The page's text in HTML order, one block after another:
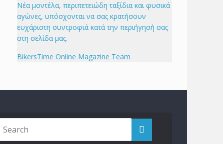
Νέα μοντέλα, περιπετειώδη ταξίδια και φυσικά
αγώνες, υπόσχονται να σας κρατήσουν
ευχάριστη συντροφιά κατά την περιήγησή σας
στη σελίδα μας.
BikersTime Online Magazine Team